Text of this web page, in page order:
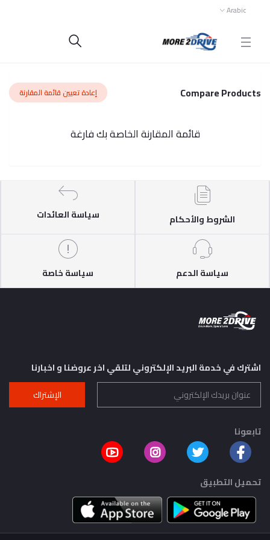
Arabic
Compare Products إعادة تعيين قائمة المقارنة
قائمة المقارنة الخاصة بك فارغة
الشروط والأحكام سياسة العائدات
سياسة الدعم سياسة خاصة
اشترك في خدمة البريد الإلكتروني لتلقي اخر عروضنا و اخبارنا
الإشتراك
تابعونا
تحميل التطبيق